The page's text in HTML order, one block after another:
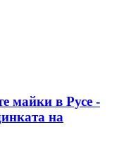
майки в Русе -
на